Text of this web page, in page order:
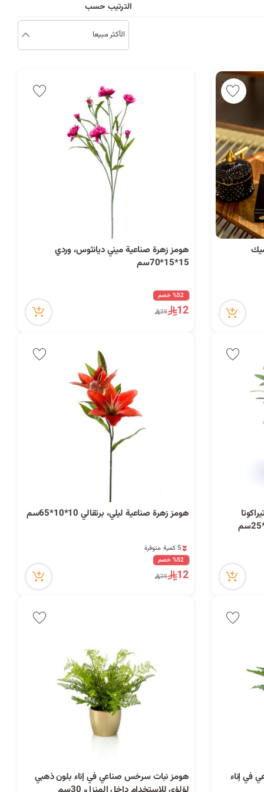
ك
ا
ت
ب
ح
ة
الترتيب حسب
الأكثر مبيعا
هومز زهرة صناعية ميني ديانثوس، وردي
15*15*70سم
%52 خصم
12
25
هومز زهرة صناعية ليلي، برتقالي 10*10*65سم
5 كمية متوفرة
1 مشاهدة مؤخراً
%52 خصم
12
25
في إناء
هومز نبات سرخس صناعي في إناء بلون ذهبي